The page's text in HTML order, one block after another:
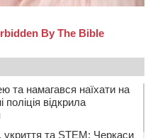
та намагався наїхати на
відкрила
та STEM: Черкаси